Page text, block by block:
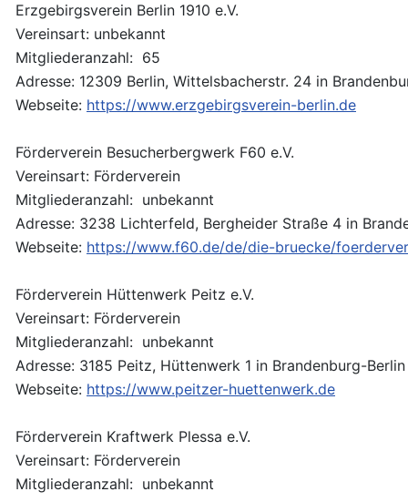
Erzgebirgsverein Berlin 1910 e.V.
Vereinsart: unbekannt
Mitgliederanzahl: 65
Adresse: 12309 Berlin, Wittelsbacherstr. 24 in
Webseite: https://www.erzgebirgsverein-berlin.de
Förderverein Besucherbergwerk F60 e.V.
Vereinsart: Förderverein
Mitgliederanzahl: unbekannt
Adresse: 3238 Lichterfeld, Bergheider Straße 4 in
Webseite: https://www.f60.de/de/die-bruecke/
Förderverein Hüttenwerk Peitz e.V.
Vereinsart: Förderverein
Mitgliederanzahl: unbekannt
Adresse: 3185 Peitz, Hüttenwerk 1 in Brandenburg-Berlin
Webseite: https://www.peitzer-huettenwerk.de
Förderverein Kraftwerk Plessa e.V.
Vereinsart: Förderverein
Mitgliederanzahl: unbekannt